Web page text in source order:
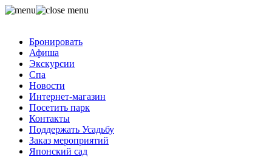
Бронировать
Афиша
Экскурсии
Спа
Новости
Интернет-магазин
Посетить парк
Контакты
Поддержать Усадьбу
Заказ мероприятий
Японский сад